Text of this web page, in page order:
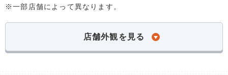
※一部店舗によって異なります。
店舗外観を見る